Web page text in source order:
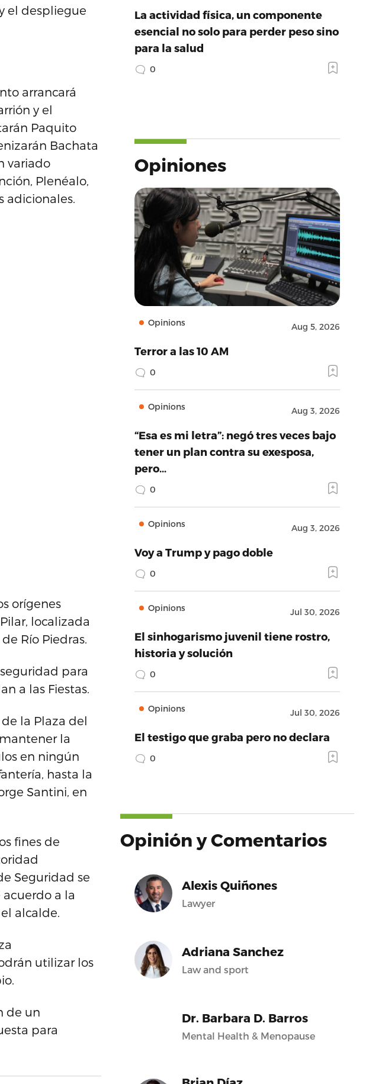
el despliegue
arrancará
y el
Paquito
Bachata
variado
Plenéalo,
adicionales.
orígenes
localizada
Río Piedras.
para
a las Fiestas.
la Plaza del
la
en ningún
hasta la
Santini, en
fines de
Seguridad se
a la
alcalde.
utilizar los
de un
para
La actividad física, un componente
esencial no solo para perder peso sino
para la salud
0
Opiniones
Opinions Aug 5, 2026
Terror a las 10 AM
0
Opinions Aug 3, 2026
“Esa es mi letra”: negó tres veces bajo
tener un plan contra su exesposa,
pero…
0
Opinions Aug 3, 2026
Voy a Trump y pago doble
0
Opinions Jul 30, 2026
El sinhogarismo juvenil tiene rostro,
historia y solución
0
Opinions Jul 30, 2026
El testigo que graba pero no declara
0
Opinión y Comentarios
Alexis Quiñones
Lawyer
Adriana Sanchez
Law and sport
Dr. Barbara D. Barros
Mental Health & Menopause